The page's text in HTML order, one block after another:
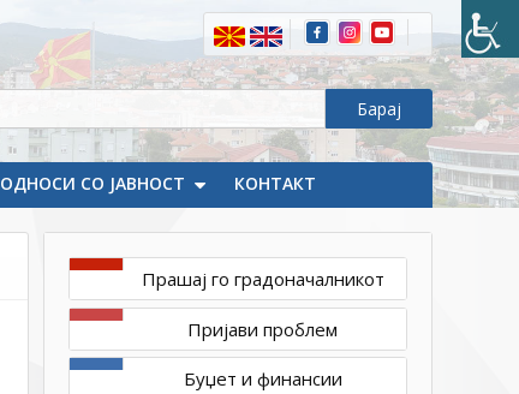
ОДНОСИ СО ЈАВНОСТ КОНТАКТ
Прашај го градоначалникот
Пријави проблем
Буџет и финансии